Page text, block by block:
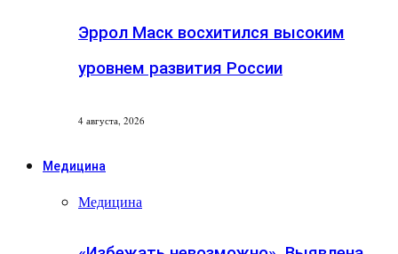
Эррол Маск восхитился высоким
уровнем развития России
4 августа, 2026
Медицина
Медицина